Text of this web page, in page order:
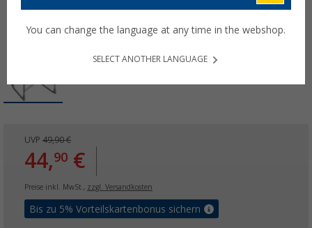
UVP 49,90 €
44,90 €
Preise inkl. MwSt., zzgl. Versandkosten
Bis zu 5% Vorteilskartenbonus sichern
You can change the language at any time in the webshop.
SELECT ANOTHER LANGUAGE